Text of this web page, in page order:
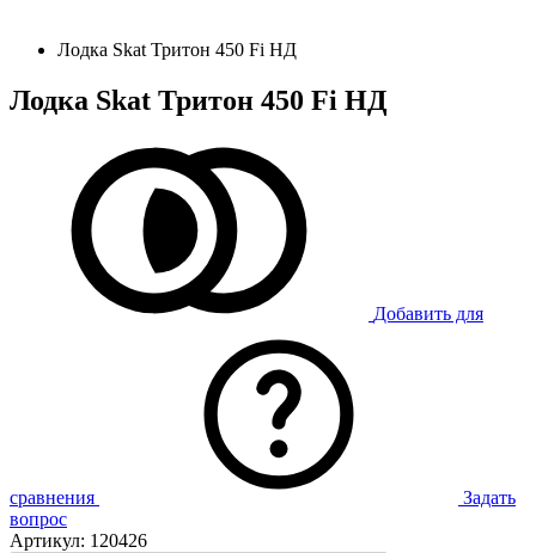
Лодка Skat Тритон 450 Fi НД
Лодка Skat Тритон 450 Fi НД
Добавить для
сравнения
Задать
вопрос
Артикул: 120426